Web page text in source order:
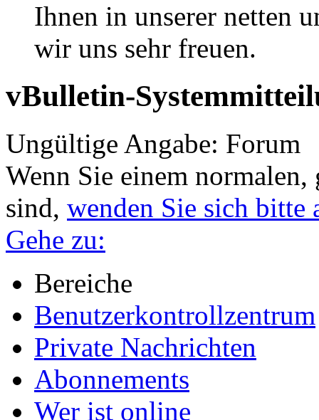
Ihnen in unserer netten
wir uns sehr freuen.
vBulletin-
Ungültige Angabe: Forum
Wenn Sie einem
sind, wenden Sie sich bitte
Gehe zu:
Bereiche
Benutzerkontrollzentrum
Private Nachrichten
Abonnements
Wer ist online